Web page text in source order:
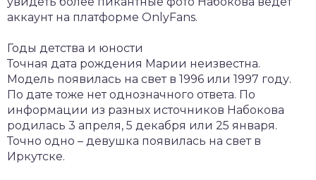
аккаунт на платформе OnlyFans.
Годы детства и юности
Точная дата рождения Марии неизвестна.
Модель появилась на свет в 1996 или 1997 году.
По дате тоже нет однозначного ответа. По
информации из разных источников Набокова
родилась 3 апреля, 5 декабря или 25 января.
Точно одно – девушка появилась на свет в
Иркутске.